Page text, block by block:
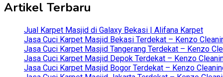
Artikel Terbaru
Jual Karpet Masjid di Galaxy Bekasi | Alifana Karpet
Jasa Cuci Karpet Masjid Bekasi Terdekat – Kenzo
Jasa Cuci Karpet Masjid Tangerang Terdekat – Kenzo
Jasa Cuci Karpet Masjid Depok Terdekat – Kenzo
Jasa Cuci Karpet Masjid Bogor Terdekat – Kenzo